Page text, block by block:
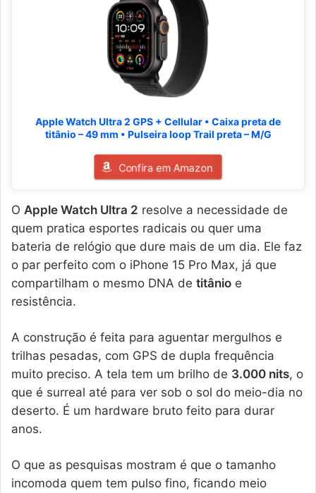
Apple Watch Ultra 2 GPS + Cellular • Caixa preta de
titânio – 49 mm • Pulseira loop Trail preta – M/G
Confira em Amazon
O Apple Watch Ultra 2 resolve a necessidade de
quem pratica esportes radicais ou quer uma
bateria de relógio que dure mais de um dia. Ele faz
o par perfeito com o iPhone 15 Pro Max, já que
compartilham o mesmo DNA de titânio e
resistência.
A construção é feita para aguentar mergulhos e
trilhas pesadas, com GPS de dupla frequência
muito preciso. A tela tem um brilho de 3.000 nits, o
que é surreal até para ver sob o sol do meio-dia no
deserto. É um hardware bruto feito para durar
anos.
O que as pesquisas mostram é que o tamanho
incomoda quem tem pulso fino, ficando meio